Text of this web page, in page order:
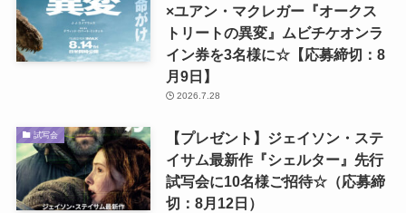
×ユアン・マクレガー『オークス
トリートの異変』ムビチケオンラ
イン券を3名様に☆【応募締切：8
月9日】
2026.7.28
試写会
【プレゼント】ジェイソン・ステ
イサム最新作『シェルター』先行
試写会に10名様ご招待☆（応募締
切：8月12日）